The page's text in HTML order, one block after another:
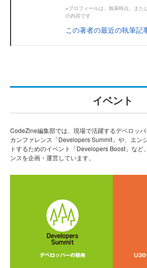
※プロフィールは、執筆時点、また
の内容です
この著者の最近の執筆記
イベント
CodeZine編集部では、現場で活躍するデベロッ
カンファレンス「Developers Summit」や、エン
トするためのイベント「Developers Boost」など
ンスを企画・運営しています。